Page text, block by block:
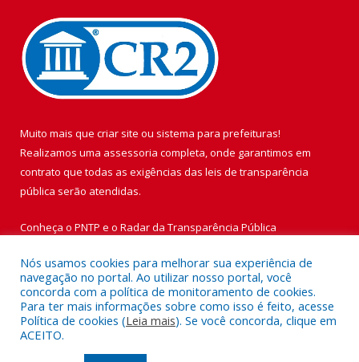
Muito mais que criar site ou sistema para prefeituras!
Realizamos uma assessoria completa, onde garantimos em
contrato que todas as exigências das leis de transparência
pública serão atendidas.
Conheça o PNTP e o Radar da Transparência Pública
Todos os direitos reservados a Prefeitura Municipal de Vigia de
Nazaré.
Nós usamos cookies para melhorar sua experiência de
navegação no portal. Ao utilizar nosso portal, você
concorda com a política de monitoramento de cookies.
Para ter mais informações sobre como isso é feito, acesse
Política de cookies (Leia mais). Se você concorda, clique em
ACEITO.